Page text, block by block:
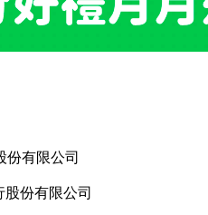
份有限公司
份有限公司